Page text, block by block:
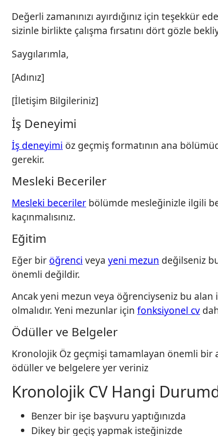
Değerli zamanınızı ayırdığınız için
sizinle birlikte çalışma fırsatını dört gözle
Saygılarımla,
[Adınız]
[İletişim Bilgileriniz]
İş Deneyimi
İş deneyimi öz geçmiş formatının ana
gerekir.
Mesleki Beceriler
Mesleki beceriler bölümde mesleğinizle ilgili
kaçınmalısınız.
Eğitim
Eğer bir öğrenci veya yeni mezun değilseniz
önemli değildir.
Ancak yeni mezun veya öğrenciyseniz bu
olmalıdır. Yeni mezunlar için fonksiyonel cv
Ödüller ve Belgeler
Kronolojik Öz geçmişi tamamlayan önemli bir
ödüller ve belgelere yer veriniz
Kronolojik CV Hangi
Benzer bir işe başvuru yaptığınızda
Dikey bir geçiş yapmak isteğinizde